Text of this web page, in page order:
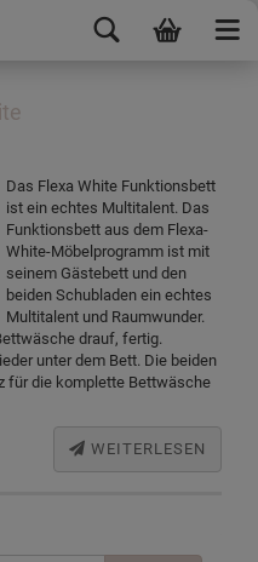
Das Flexa White Funktionsbett
ist ein echtes Multitalent. Das
Funktionsbett aus dem Flexa-
White-Möbelprogramm ist mit
seinem Gästebett und den
beiden Schubladen ein echtes
Multitalent und Raumwunder.
drauf, fertig.
unter dem Bett. Die beiden
für die komplette Bettwäsche
WEITERLESEN